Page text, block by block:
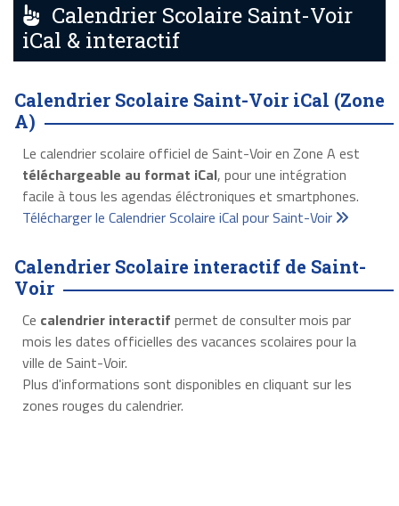
Calendrier Scolaire Saint-Voir
iCal & interactif
Calendrier Scolaire Saint-Voir iCal (Zone
A)
Le calendrier scolaire officiel de Saint-Voir en Zone A est
téléchargeable au format iCal, pour une intégration
facile à tous les agendas éléctroniques et smartphones.
Télécharger le Calendrier Scolaire iCal pour Saint-Voir
Calendrier Scolaire interactif de Saint-
Voir
Ce calendrier interactif permet de consulter mois par
mois les dates officielles des vacances scolaires pour la
ville de Saint-Voir.
Plus d'informations sont disponibles en cliquant sur les
zones rouges du calendrier.